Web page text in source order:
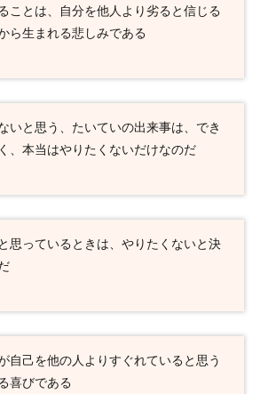
ことは、自分を他人より劣ると信じる
ら生まれる悲しみである
いと思う、たいていの出来事は、でき
、本当はやりたくないだけなのだ
思っているときは、やりたくないと決
自己を他の人よりすぐれていると思う
喜びである